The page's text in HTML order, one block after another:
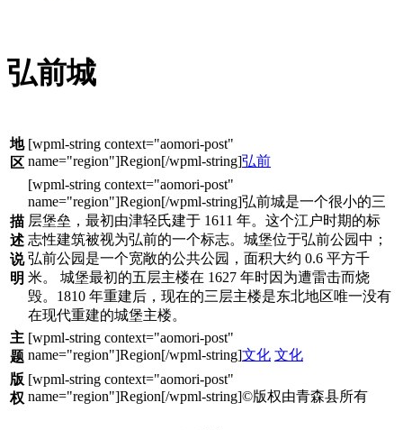
弘前城
地
区
弘前
描
述
说
明
弘前城是一个很小的三
层堡垒，最初由津轻氏建于 1611 年。这个江户时期的标
志性建筑被视为弘前的一个标志。城堡位于弘前公园中；
弘前公园是一个宽敞的公共公园，面积大约 0.6 平方千
米。 城堡最初的五层主楼在 1627 年时因为遭雷击而烧
毁。1810 年重建后，现在的三层主楼是东北地区唯一没有
在现代重建的城堡主楼。
主
题
文化 文化
版
权
©版权由青森县所有